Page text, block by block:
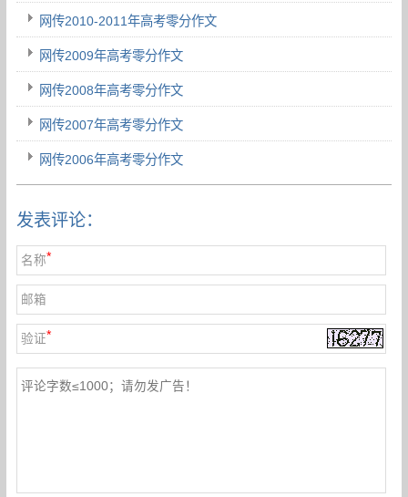
网传2010-2011年高考零分作文
网传2009年高考零分作文
网传2008年高考零分作文
网传2007年高考零分作文
网传2006年高考零分作文
发表评论：
名称*
邮箱
验证*